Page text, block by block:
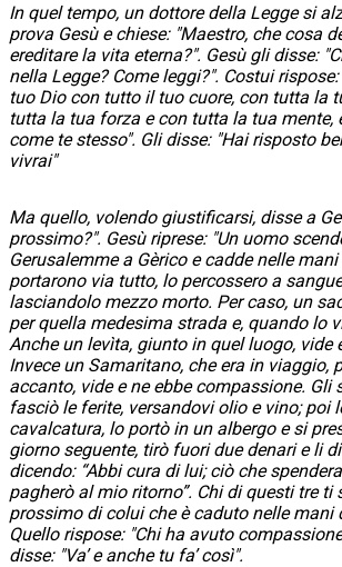
In quel tempo, un dottore della Legge si
prova Gesù e chiese: "Maestro, che cosa
ereditare la vita eterna?". Gesù gli disse:
nella Legge? Come leggi?". Costui
tuo Dio con tutto il tuo cuore, con tutta la
tutta la tua forza e con tutta la tua mente,
come te stesso". Gli disse: "Hai risposto
vivrai"
Ma quello, volendo giustificarsi, disse a
prossimo?". Gesù riprese: "Un uomo
Gerusalemme a Gèrico e cadde nelle
portarono via tutto, lo percossero a
lasciandolo mezzo morto. Per caso, un
per quella medesima strada e, quando lo
Anche un levìta, giunto in quel luogo, vide
Invece un Samaritano, che era in viaggio,
accanto, vide e ne ebbe compassione. Gli
fasciò le ferite, versandovi olio e vino; poi
cavalcatura, lo portò in un albergo e si
giorno seguente, tirò fuori due denari e li
dicendo: “Abbi cura di lui; ciò che
pagherò al mio ritorno”. Chi di questi tre ti
prossimo di colui che è caduto nelle mani
Quello rispose: "Chi ha avuto
disse: "Va’ e anche tu fa’ così".